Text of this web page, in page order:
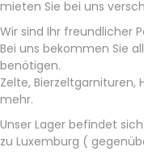
mieten Sie bei uns
Wir sind Ihr freundlicher
Bei uns bekommen Sie
benötigen.
Zelte, Bierzeltgarnituren,
mehr.
Unser Lager befindet
zu Luxemburg (